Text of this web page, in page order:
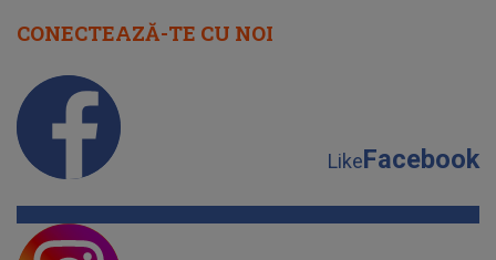
CONECTEAZĂ-TE CU NOI
LikeFacebook